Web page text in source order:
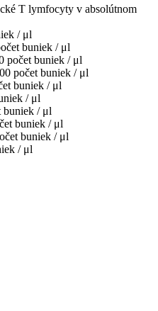
T lymfocyty v absolútnom
/ μl
buniek / μl
počet buniek / μl
počet buniek / μl
buniek / μl
/ μl
buniek / μl
buniek / μl
buniek / μl
/ μl